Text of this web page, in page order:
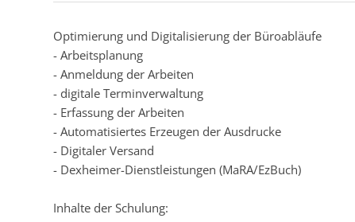
Optimierung und Digitalisierung der Büroabläufe
- Arbeitsplanung
- Anmeldung der Arbeiten
- digitale Terminverwaltung
- Erfassung der Arbeiten
- Automatisiertes Erzeugen der Ausdrucke
- Digitaler Versand
- Dexheimer-Dienstleistungen (MaRA/EzBuch)
Inhalte der Schulung: